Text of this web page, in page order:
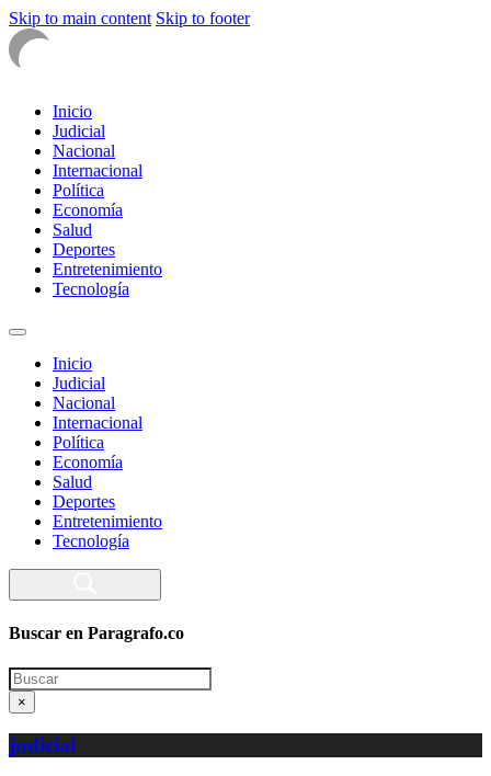
Skip to main content Skip to footer
Inicio
Judicial
Nacional
Internacional
Política
Economía
Salud
Deportes
Entretenimiento
Tecnología
Inicio
Judicial
Nacional
Internacional
Política
Economía
Salud
Deportes
Entretenimiento
Tecnología
Buscar en Paragrafo.co
Search
×
judicial